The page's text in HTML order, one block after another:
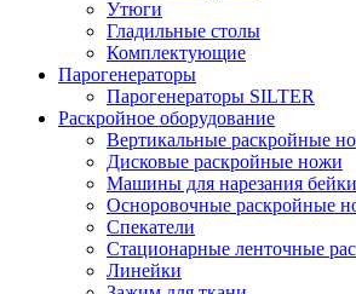
Утюги
Гладильные столы
Комплектующие
Парогенераторы
Парогенераторы SILTER
Раскройное оборудование
Вертикальные раскройные
Дисковые раскройные ножи
Машины для нарезания бейки
Осноровочные раскройные
Спекатели
Стационарные ленточные
Линейки